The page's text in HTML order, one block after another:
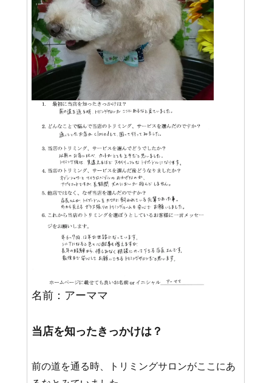
名前：アーママ
当店を知ったきっかけは？
前の道を通る時、トリミングサロンがここにあ